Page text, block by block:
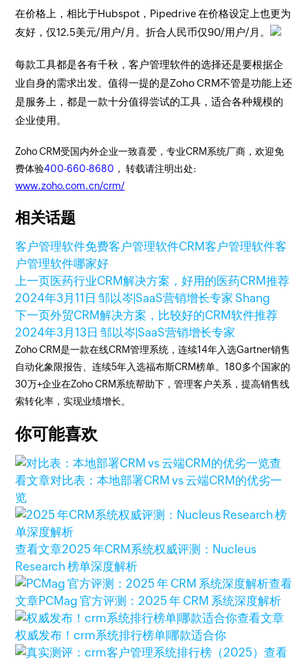
在价格上，相比于Hubspot，Pipedrive 在价格设定上也更为
友好，仅12.5美元/用户/月。折合人民币仅90/用户/月。
每款工具都是各有千秋，客户管理软件的选择还是要根据企
业自身的需求出发。值得一提的是Zoho CRM不管是功能上还
是服务上，都是一款十分值得尝试的工具，适合各种规模的
企业使用。
Zoho CRM受国内外企业一致喜爱，专业CRM系统厂商，欢迎免
费体验400-660-8680 ， 转载请注明出处:
www.zoho.com.cn/crm/
相关话题
客户管理软件免费客户管理软件CRM客户管理软件客
户管理软件哪家好
上一页医药行业CRM解决方案，好用的医药CRM推荐
2024年3月11日 邹以岑|SaaS营销增长专家 Shang
下一页外贸CRM解决方案，比较好的CRM软件推荐
2024年3月13日 邹以岑|SaaS营销增长专家
Zoho CRM是一款在线CRM管理系统，连续14年入选Gartner销售
自动化象限报告、连续5年入选福布斯CRM榜单。180多个国家的
30万+企业在Zoho CRM系统帮助下，管理客户关系，提高销售线
索转化率，实现业绩增长。
你可能喜欢
查
看文章对比表：本地部署CRM vs 云端CRM的优劣一
览
查看文章2025 年CRM系统权威评测：Nucleus
Research 榜单深度解析
查看
文章PCMag 官方评测：2025 年 CRM 系统深度解析
查看文章
权威发布！crm系统排行榜单|哪款适合你
查看